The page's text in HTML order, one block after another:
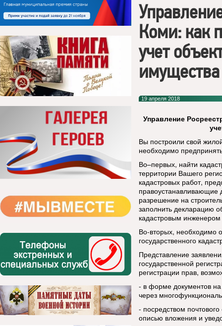
Коми: как
учет
имущества
19 апреля 2018
Управление
Вы построили свой
необходимо
Во–первых, найти
территории Вашего
кадастровых работ,
правоустанавливающие
разрешение на
заполнить декларацию
кадастровым инженером
Во-вторых, необходимо
государственного
Представление
государственной
регистрации прав,
- в форме документов
через
- посредством
описью вложения и